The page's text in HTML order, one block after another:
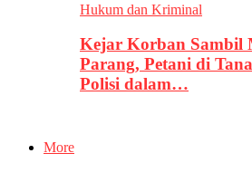
Hukum dan Kriminal
Kejar Korban Sambil
Parang, Petani di
Polisi dalam…
More